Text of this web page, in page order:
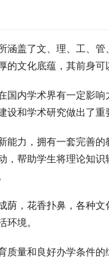
涵盖了文、理、工、
文化底蕴，其前身可
国内学术界有一定影
和学术研究做出了重
力，拥有一套完善的
帮助学生将理论知
荫，花香扑鼻，各种
境。
量和良好办学条件的